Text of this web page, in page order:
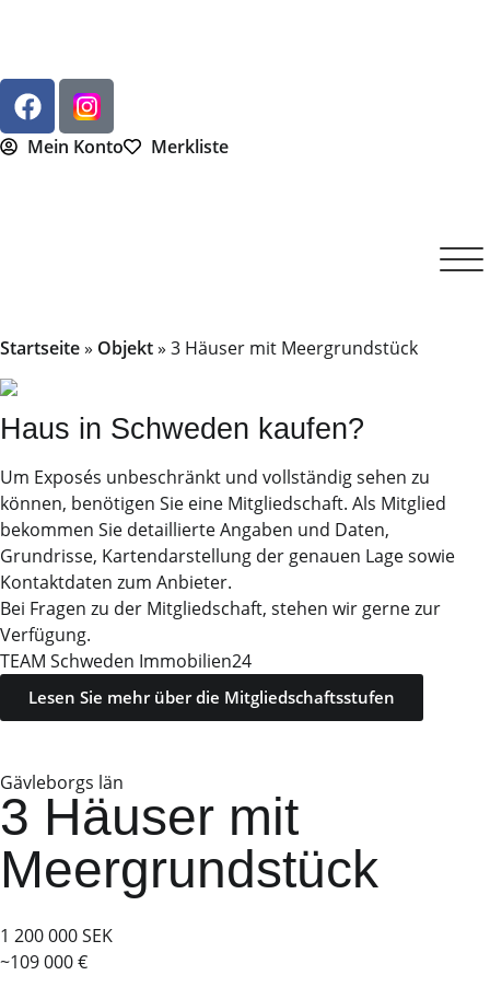
Mein Konto Merkliste
Startseite» Objekt» 3 Häuser mit Meergrundstück
Haus in Schweden kaufen?
Um Exposés unbeschränkt und vollständig sehen zu
können, benötigen Sie eine Mitgliedschaft. Als Mitglied
bekommen Sie detaillierte Angaben und Daten,
Grundrisse, Kartendarstellung der genauen Lage sowie
Kontaktdaten zum Anbieter.
Bei Fragen zu der Mitgliedschaft, stehen wir gerne zur
Verfügung.
TEAM Schweden Immobilien24
Lesen Sie mehr über die Mitgliedschaftsstufen
Gävleborgs län
3 Häuser mit
Meergrundstück
1 200 000 SEK
~109 000 €